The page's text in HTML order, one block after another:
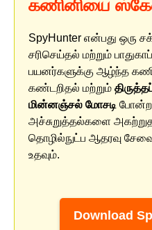
கணினியை
SpyHunter என்பது ஒரு
சரிசெய்தல் மற்றும்
பயனர்களுக்கு ஆழ்ந்த
கண்டறிதல் மற்றும்
மின்னஞ்சல் மோசடி போன்ற
அச்சுறுத்தல்களை
தொழில்நுட்ப ஆதரவு
உதவும்.
Download